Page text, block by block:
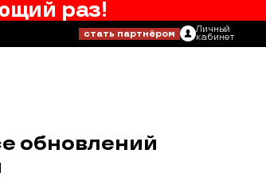
раз!
стать партнёром Личный
кабинет
обновлений